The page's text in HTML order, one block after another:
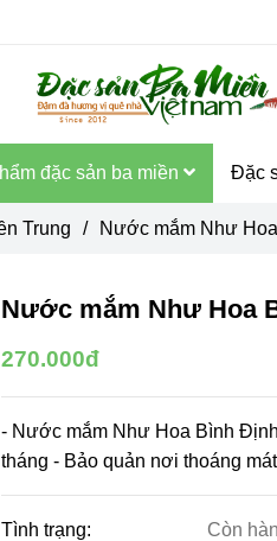
đặc sản ba miền Đặc
Trung / Nước mắm Như
Nước mắm Như Hoa
270.000đ
- Nước mắm Như Hoa Bình
tháng - Bảo quản nơi thoáng mát
Tình trạng: Còn